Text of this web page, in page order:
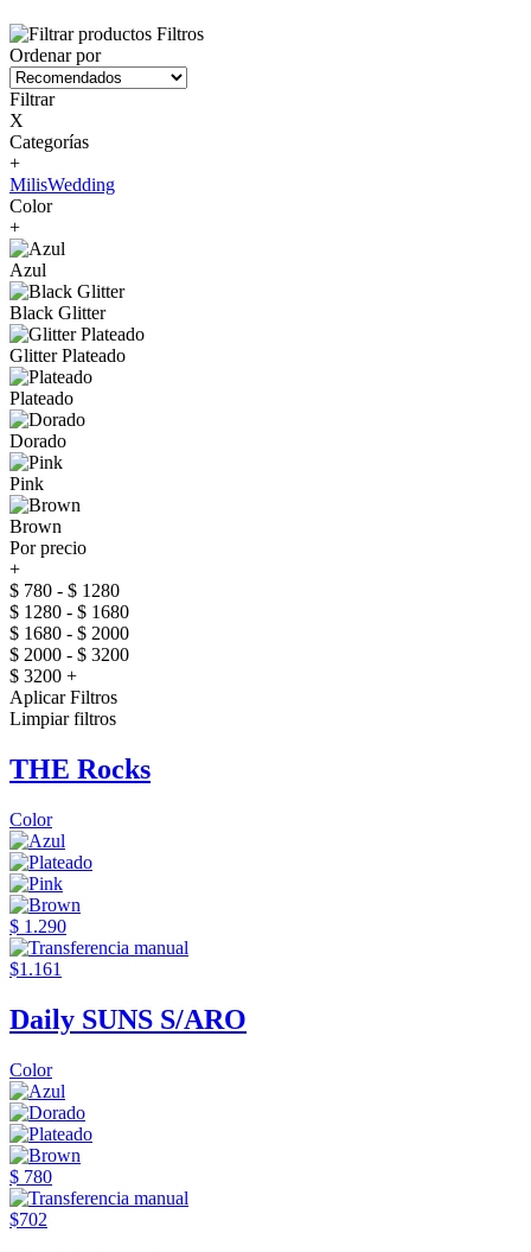
Filtros
Ordenar por
Filtrar
X
Categorías
+
MilisWedding
Color
+
Azul
Black Glitter
Glitter Plateado
Plateado
Dorado
Pink
Brown
Por precio
+
$ 780 - $ 1280
$ 1280 - $ 1680
$ 1680 - $ 2000
$ 2000 - $ 3200
$ 3200 +
Aplicar Filtros
Limpiar filtros
THE Rocks
Color
$ 1.290
$1.161
Daily SUNS S/ARO
Color
$ 780
$702